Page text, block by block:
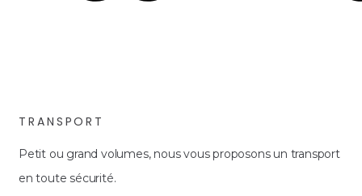
TRANSPORT
Petit ou grand volumes, nous vous proposons un transport
en toute sécurité.